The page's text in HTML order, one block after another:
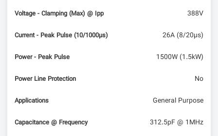
Voltage - Clamping (Max) @ Ipp 388V
Current - Peak Pulse (10/1000µs) 26A (8/20µs)
Power - Peak Pulse 1500W (1.5kW)
Power Line Protection No
Applications General Purpose
Capacitance @ Frequency 312.5pF @ 1MHz